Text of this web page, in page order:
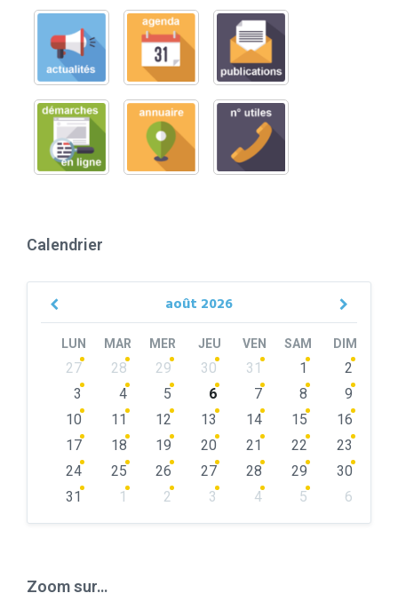
Calendrier
août 2026
Previous
LUN MAR MER JEU VEN SAM DIM
Skip
calendar
27 28 29 30 31 1
2
3
4 5 6 7 8
9
10
11 12 13 14 15
16
17
18 19 20 21 22
23
24
25 26 27 28 29
30
31
1 2 3 4 5
6
Zoom sur…